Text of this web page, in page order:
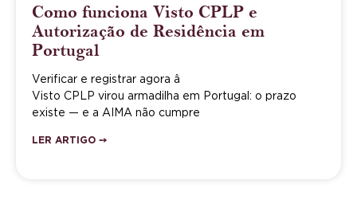
Como funciona Visto CPLP e
Autorização de Residência em
Portugal
Verificar e registrar agora â
Visto CPLP virou armadilha em Portugal: o prazo
existe — e a AIMA não cumpre
LER ARTIGO ➙